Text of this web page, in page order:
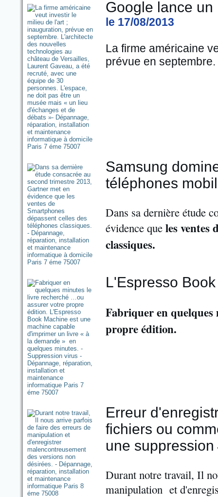
Google lance
le 17/08/2013
La firme américaine
prévue en septembre.
Samsung
téléphones
Dans sa dernière étude
évidence que les ventes
classiques.
L'Espresso
Fabriquer en
propre édition.
Erreur
fichiers ou
une suppression
Durant notre travail, Il
manipulation et